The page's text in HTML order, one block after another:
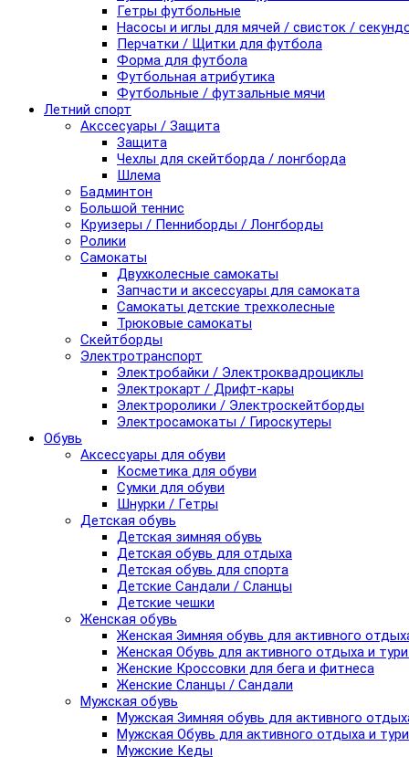
Гетры футбольные
Насосы и иглы для мячей / свисток /
Перчатки / Щитки для футбола
Форма для футбола
Футбольная атрибутика
Футбольные / футзальные мячи
Летний спорт
Акссесуары / Защита
Защита
Чехлы для скейтборда / лонгборда
Шлема
Бадминтон
Большой теннис
Круизеры / Пенниборды / Лонгборды
Ролики
Самокаты
Двухколесные самокаты
Запчасти и аксессуары для самоката
Самокаты детские трехколесные
Трюковые самокаты
Скейтборды
Электротранспорт
Электробайки / Электроквадроциклы
Электрокарт / Дрифт-кары
Электроролики / Электроскейтборды
Электросамокаты / Гироскутеры
Обувь
Аксессуары для обуви
Косметика для обуви
Сумки для обуви
Шнурки / Гетры
Детская обувь
Детская зимняя обувь
Детская обувь для отдыха
Детская обувь для спорта
Детские Сандали / Сланцы
Детские чешки
Женская обувь
Женская Зимняя обувь для активного
Женская Обувь для активного отдыха и
Женские Кроссовки для бега и фитнеса
Женские Сланцы / Сандали
Мужская обувь
Мужская Зимняя обувь для активного
Мужская Обувь для активного отдыха и
Мужские Кеды